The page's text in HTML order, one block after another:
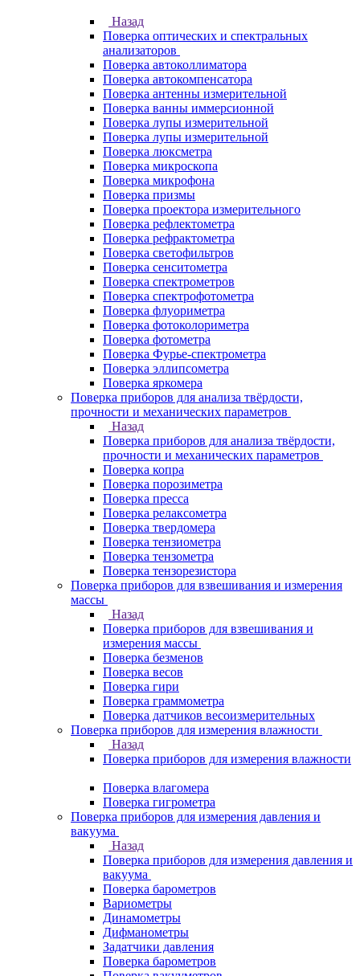
Назад
Поверка оптических и спектральных
анализаторов
Поверка автоколлиматора
Поверка автокомпенсатора
Поверка антенны измерительной
Поверка ванны иммерсионной
Поверка лупы измерительной
Поверка лупы измерительной
Поверка люксметра
Поверка микроскопа
Поверка микрофона
Поверка призмы
Поверка проектора измерительного
Поверка рефлектометра
Поверка рефрактометра
Поверка светофильтров
Поверка сенситометра
Поверка спектрометров
Поверка спектрофотометра
Поверка флуориметра
Поверка фотоколориметра
Поверка фотометра
Поверка Фурье-спектрометра
Поверка эллипсометра
Поверка яркомера
Поверка приборов для анализа твёрдости,
прочности и механических параметров
Назад
Поверка приборов для анализа твёрдости,
прочности и механических параметров
Поверка копра
Поверка порозиметра
Поверка пресса
Поверка релаксометра
Поверка твердомера
Поверка тензиометра
Поверка тензометра
Поверка тензорезистора
Поверка приборов для взвешивания и измерения
массы
Назад
Поверка приборов для взвешивания и
измерения массы
Поверка безменов
Поверка весов
Поверка гири
Поверка граммометра
Поверка датчиков весоизмерительных
Поверка приборов для измерения влажности
Назад
Поверка приборов для измерения влажности
Поверка влагомера
Поверка гигрометра
Поверка приборов для измерения давления и
вакуума
Назад
Поверка приборов для измерения давления и
вакуума
Поверка барометров
Вариометры
Динамометры
Дифманометры
Задатчики давления
Поверка барометров